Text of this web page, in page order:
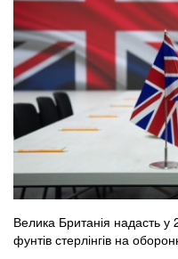
Велика Британія надасть
фунтів стерлінгів на